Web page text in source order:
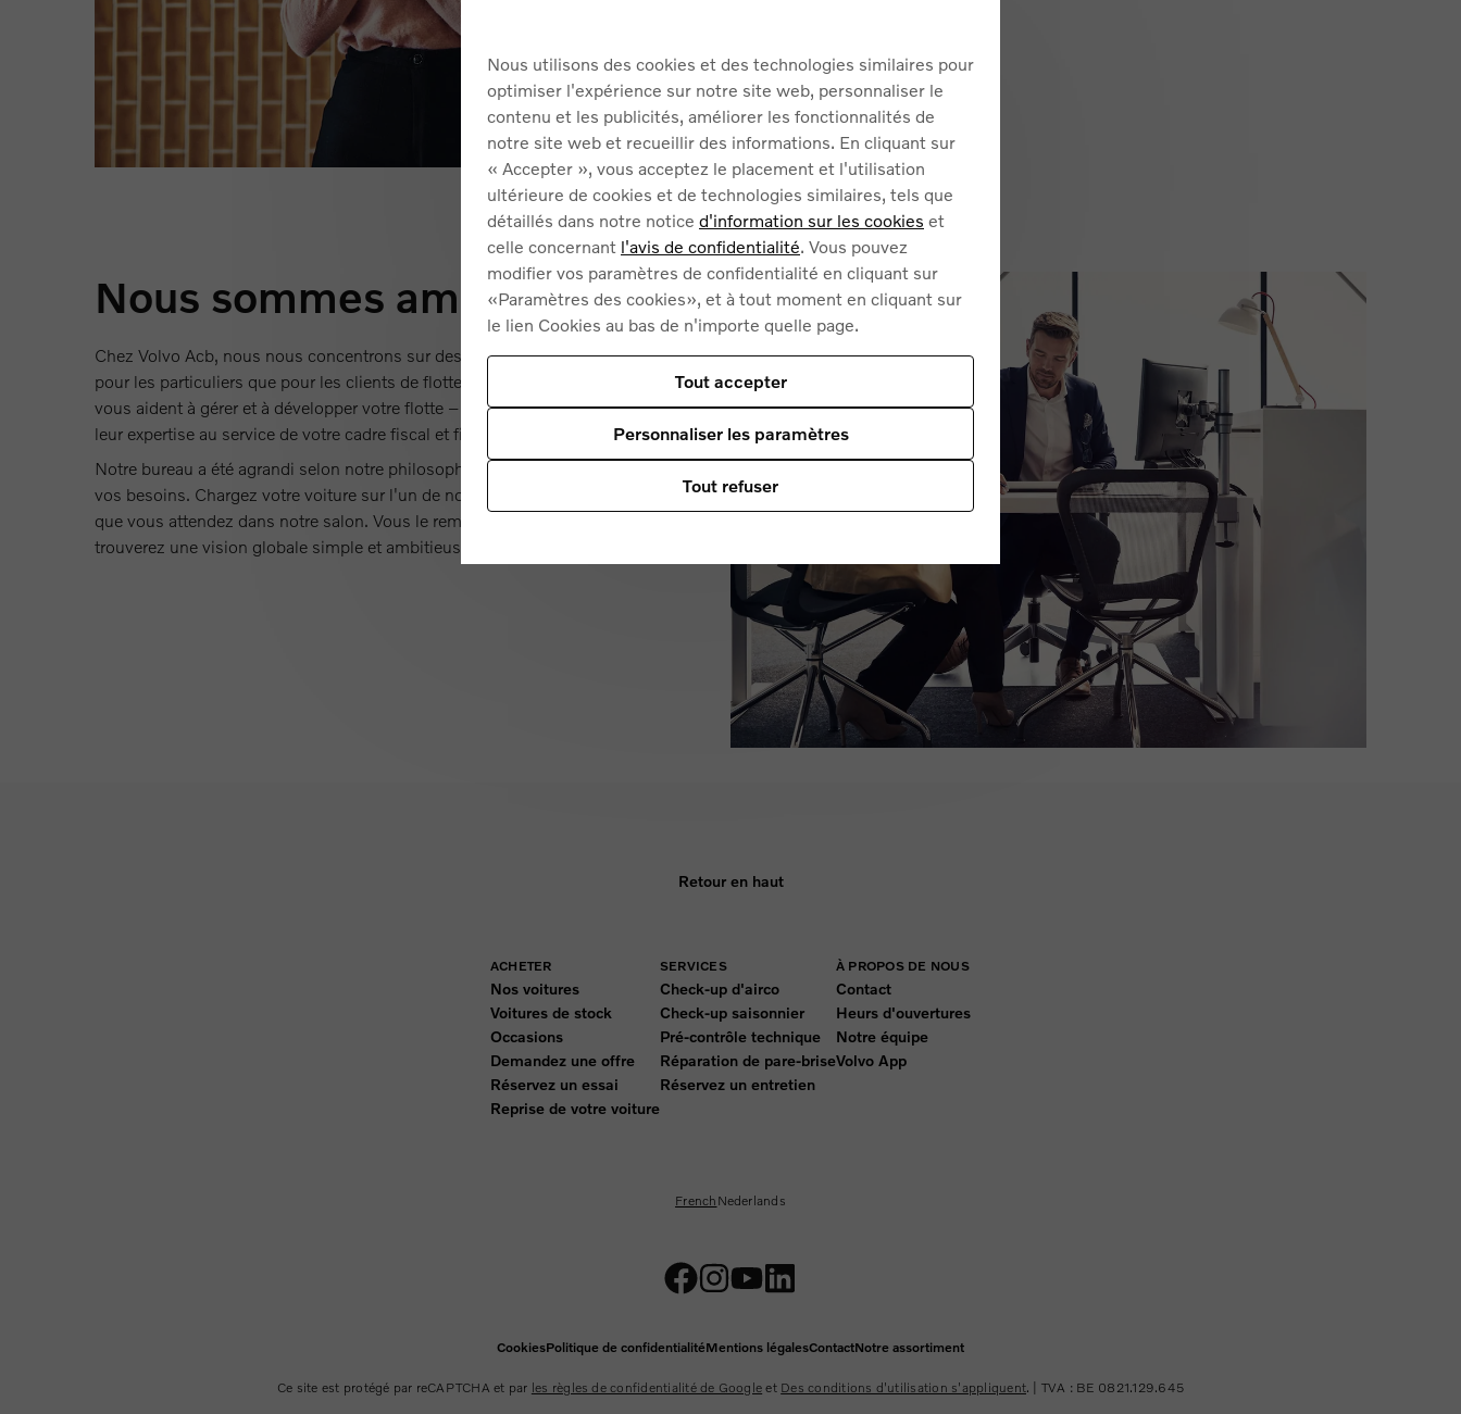
Nous sommes ambitieux
Chez Volvo Acb, nous nous concentrons sur des services sur mesure. Aussi bien
pour les particuliers que pour les clients de flotte. Nos collaborateurs spécialisés
vous aident à gérer et à développer votre flotte – et mettent leur vaste expérience et
leur expertise au service de votre cadre fiscal et financier.
Notre bureau a été agrandi selon notre philosophie : durable, confortable et axé sur
vos besoins. Chargez votre voiture sur l'un de nos deux chargeurs rapides pendant
que vous attendez dans notre salon. Vous le remarquerez : chez nous, vous
trouverez une vision globale simple et ambitieuse.
Retour en haut
ACHETER
Nos voitures
Voitures de stock
Occasions
Demandez une offre
Réservez un essai
Reprise de votre voiture
SERVICES
Check-up d'airco
Check-up saisonnier
Pré-contrôle technique
Réparation de pare-brise
Réservez un entretien
À PROPOS DE NOUS
Contact
Heurs d'ouvertures
Notre équipe
Volvo App
French Nederlands
CookiesPolitique de confidentialitéMentions légalesContactNotre assortiment
Ce site est protégé par reCAPTCHA et par les règles de confidentialité de Google et Des conditions d'utilisation s'appliquent. | TVA : BE 0821.129.645
Nous utilisons des cookies et des technologies similaires pour
optimiser l'expérience sur notre site web, personnaliser le
contenu et les publicités, améliorer les fonctionnalités de
notre site web et recueillir des informations. En cliquant sur
« Accepter », vous acceptez le placement et l'utilisation
ultérieure de cookies et de technologies similaires, tels que
détaillés dans notre notice d'information sur les cookies et
celle concernant l'avis de confidentialité. Vous pouvez
modifier vos paramètres de confidentialité en cliquant sur
«Paramètres des cookies», et à tout moment en cliquant sur
le lien Cookies au bas de n'importe quelle page.
Tout accepter
Personnaliser les paramètres
Tout refuser